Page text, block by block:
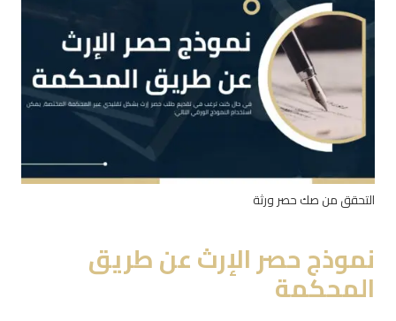
التحقق من صك حصر ورثة
نموذج حصر الإرث عن طريق
المحكمة